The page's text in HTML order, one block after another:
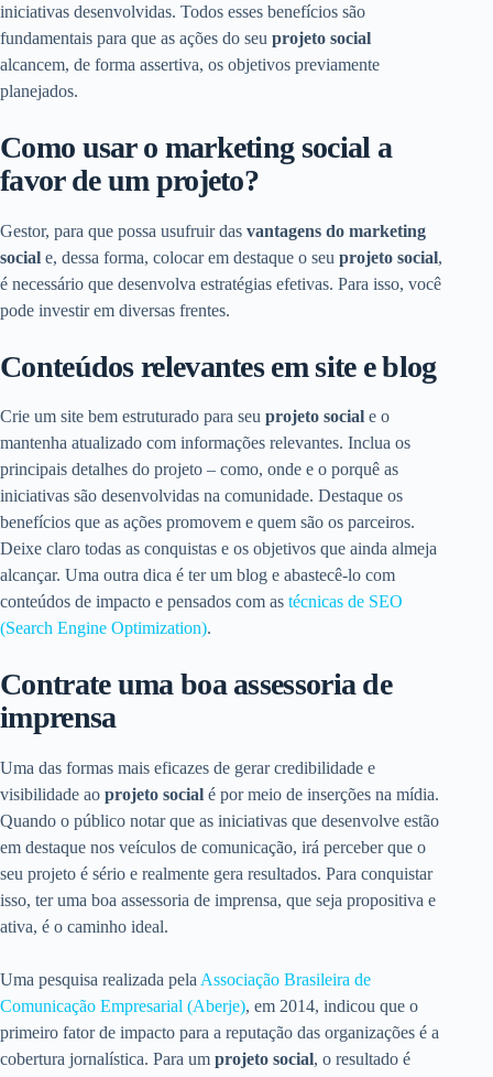
iniciativas desenvolvidas. Todos esses benefícios são
fundamentais para que as ações do seu projeto social
alcancem, de forma assertiva, os objetivos previamente
planejados.
Como usar o marketing social a
favor de um projeto?
Gestor, para que possa usufruir das vantagens do marketing
social e, dessa forma, colocar em destaque o seu projeto social,
é necessário que desenvolva estratégias efetivas. Para isso, você
pode investir em diversas frentes.
Conteúdos relevantes em site e blog
Crie um site bem estruturado para seu projeto social e o
mantenha atualizado com informações relevantes. Inclua os
principais detalhes do projeto – como, onde e o porquê as
iniciativas são desenvolvidas na comunidade. Destaque os
benefícios que as ações promovem e quem são os parceiros.
Deixe claro todas as conquistas e os objetivos que ainda almeja
alcançar. Uma outra dica é ter um blog e abastecê-lo com
conteúdos de impacto e pensados com as técnicas de SEO
(Search Engine Optimization).
Contrate uma boa assessoria de
imprensa
Uma das formas mais eficazes de gerar credibilidade e
visibilidade ao projeto social é por meio de inserções na mídia.
Quando o público notar que as iniciativas que desenvolve estão
em destaque nos veículos de comunicação, irá perceber que o
seu projeto é sério e realmente gera resultados. Para conquistar
isso, ter uma boa assessoria de imprensa, que seja propositiva e
ativa, é o caminho ideal.
Uma pesquisa realizada pela Associação Brasileira de
Comunicação Empresarial (Aberje), em 2014, indicou que o
primeiro fator de impacto para a reputação das organizações é a
cobertura jornalística. Para um projeto social, o resultado é